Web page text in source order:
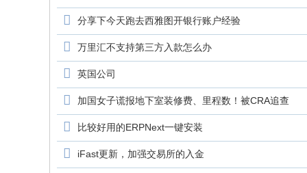
分享下今天跑去西雅图开银行账户经验
万里汇不支持第三方入款怎么办
英国公司
加国女子谎报地下室装修费、里程数！被CRA追查
比较好用的ERPNext一键安装
iFast更新，加强交易所的入金